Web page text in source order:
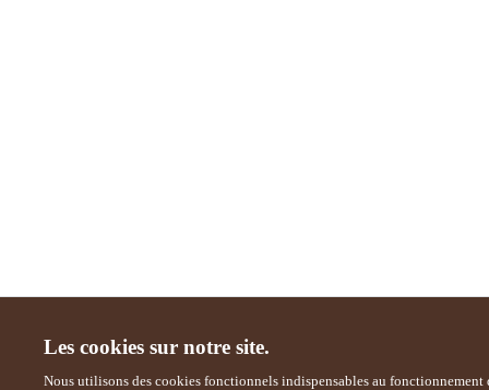
Les cookies sur notre site.
Nous utilisons des cookies fonctionnels indispensables au fonctionnement